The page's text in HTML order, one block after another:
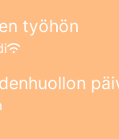
työhön